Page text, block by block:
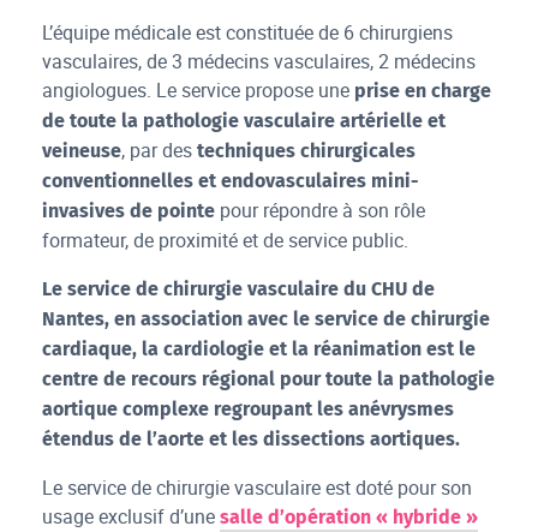
L’équipe médicale est constituée de 6 chirurgiens
vasculaires, de 3 médecins vasculaires, 2 médecins
angiologues. Le service propose une prise en charge
de toute la pathologie vasculaire artérielle et
veineuse, par destechniques chirurgicales
conventionnelles et endovasculaires mini-
invasives de pointe pour répondre à son rôle
formateur, de proximité et de service public.
Le service de chirurgie vasculaire du CHU de
Nantes, en association avec le service de chirurgie
cardiaque, la cardiologie et la réanimation est le
centre de recours régional pour toute la pathologie
aortique complexe regroupant les anévrysmes
étendus de l’aorte et les dissections aortiques.
Le service de chirurgie vasculaire est doté pour son
usage exclusif d’unesalle d’opération « hybride »